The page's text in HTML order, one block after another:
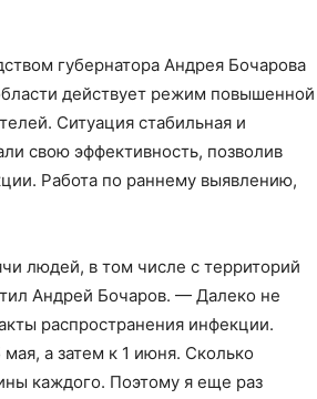
губернатора Андрея Бочарова
действует режим повышенной
Ситуация стабильная и
свою эффективность, позволив
Работа по раннему выявлению,
людей, в том числе с территорий
Андрей Бочаров. — Далеко не
распространения инфекции.
а затем к 1 июня. Сколько
каждого. Поэтому я еще раз